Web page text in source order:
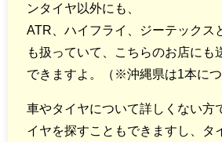
ンタイヤ以外にも、
ATR、ハイフライ、ジーテックス
も扱っていて、こちらのお店にも
できますよ。（※沖縄県は1本につ
車やタイヤについて詳しくない方
イヤを探すこともできますし、タ